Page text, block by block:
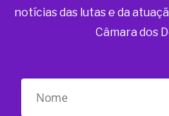
notícias das lutas e da
Câmara dos